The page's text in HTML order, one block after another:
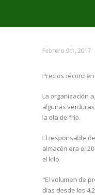
Febrero 9th, 2017
Precios récord
La organización
algunas
la ola de frío.
El responsable
almacén era el
el kilo.
"El volumen de
días desde los